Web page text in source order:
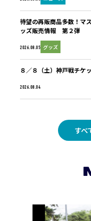
2026.08.05 グッズ
待望の再販商品多数！マ
ッズ販売情報 第２弾
2026.08.04
８／８（土）神戸戦チケ
すべ